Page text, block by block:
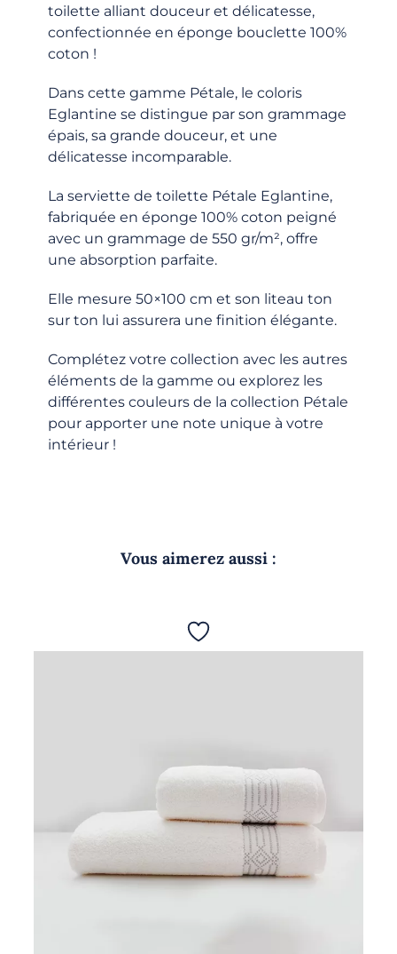
toilette alliant douceur et délicatesse,
confectionnée en éponge bouclette 100%
coton !
Dans cette gamme Pétale, le coloris
Eglantine se distingue par son grammage
épais, sa grande douceur, et une
délicatesse incomparable.
La serviette de toilette Pétale Eglantine,
fabriquée en éponge 100% coton peigné
avec un grammage de 550 gr/m², offre
une absorption parfaite.
Elle mesure 50×100 cm et son liteau ton
sur ton lui assurera une finition élégante.
Complétez votre collection avec les autres
éléments de la gamme ou explorez les
différentes couleurs de la collection Pétale
pour apporter une note unique à votre
intérieur !
Vous aimerez aussi :